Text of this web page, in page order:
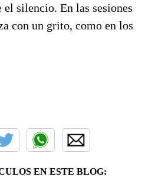
el silencio. En las sesiones
con un grito, como en los
EN ESTE BLOG: